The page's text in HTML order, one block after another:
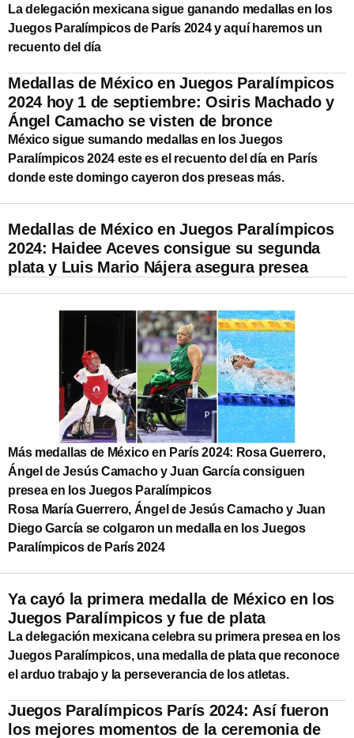
La delegación mexicana sigue ganando medallas en los
Juegos Paralímpicos de París 2024 y aquí haremos un
recuento del día
Medallas de México en Juegos Paralímpicos
2024 hoy 1 de septiembre: Osiris Machado y
Ángel Camacho se visten de bronce
México sigue sumando medallas en los Juegos
Paralímpicos 2024 este es el recuento del día en París
donde este domingo cayeron dos preseas más.
Medallas de México en Juegos Paralímpicos
2024: Haidee Aceves consigue su segunda
plata y Luis Mario Nájera asegura presea
Más medallas de México en París 2024: Rosa Guerrero,
Ángel de Jesús Camacho y Juan García consiguen
presea en los Juegos Paralímpicos
Rosa María Guerrero, Ángel de Jesús Camacho y Juan
Diego García se colgaron un medalla en los Juegos
Paralímpicos de París 2024
Ya cayó la primera medalla de México en los
Juegos Paralímpicos y fue de plata
La delegación mexicana celebra su primera presea en los
Juegos Paralímpicos, una medalla de plata que reconoce
el arduo trabajo y la perseverancia de los atletas.
Juegos Paralímpicos París 2024: Así fueron
los mejores momentos de la ceremonia de